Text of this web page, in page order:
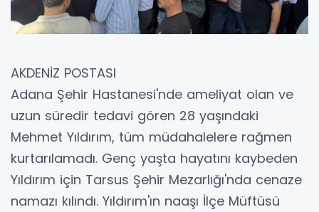
AKDENİZ POSTASI
Adana Şehir Hastanesi'nde ameliyat olan ve
uzun süredir tedavi gören 28 yaşındaki
Mehmet Yıldırım, tüm müdahalelere rağmen
kurtarılamadı. Genç yaşta hayatını kaybeden
Yıldırım için Tarsus Şehir Mezarlığı'nda cenaze
namazı kılındı. Yıldırım'ın naaşı İlçe Müftüsü